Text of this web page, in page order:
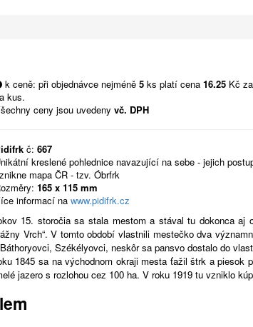
k ceně: při objednávce nejméně5 ks platí cena16.25 Kč
kus.
ceny jsou uvedenyvč. DPH
č:667
kreslené pohlednice navazující na sebe - jejich
mapa ČR - tzv. Óbrfrk
165 x 115 mm
informací nawww.pidifrk.cz
15. storočia sa stala mestom a stával tu dokonca aj
Vrch“. V tomto období vlastnili mestečko dva
Székélyovci, neskôr sa pansvo dostalo do
1845 sa na východnom okraji mesta ťažil štrk a piesok
jazero s rozlohou cez 100 ha. V roku 1919 tu vzniklo